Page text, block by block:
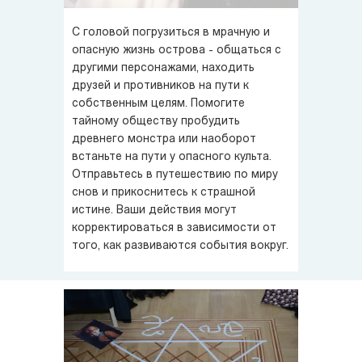
С головой погрузиться в мрачную и
опасную жизнь острова - общаться с
другими персонажами, находить
друзей и противников на пути к
собственным целям. Помогите
тайному обществу пробудить
древнего монстра или наоборот
встаньте на пути у опасного культа.
Отправьтесь в путешествию по миру
снов и прикоснитесь к страшной
истине. Ваши действия могут
корректироваться в зависимости от
того, как развиваются события вокруг.